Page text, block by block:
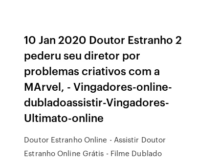
10 Jan 2020 Doutor Estranho 2
pederu seu diretor por
problemas criativos com a
MArvel, - Vingadores-online-
dubladoassistir-Vingadores-
Ultimato-online
Doutor Estranho Online - Assistir Doutor
Estranho Online Grátis - Filme Dublado